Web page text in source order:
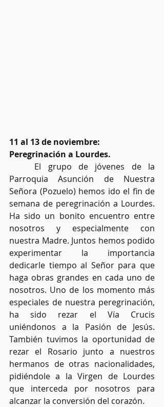
11 al 13 de noviembre:
Peregrinación a Lourdes.
Parroquia Asunción de Nuestra
Señora (Pozuelo) hemos ido el fin de
semana de peregrinación a Lourdes.
Ha sido un bonito encuentro entre
nosotros y especialmente con
nuestra Madre. Juntos hemos podido
experimentar la importancia
dedicarle tiempo al Señor para que
haga obras grandes en cada uno de
nosotros. Uno de los momento más
especiales de nuestra peregrinación,
ha sido rezar el Vía Crucis
uniéndonos a la Pasión de Jesús.
También tuvimos la oportunidad de
rezar el Rosario junto a nuestros
hermanos de otras nacionalidades,
pidiéndole a la Virgen de Lourdes
que interceda por nosotros para
alcanzar la conversión del corazón.